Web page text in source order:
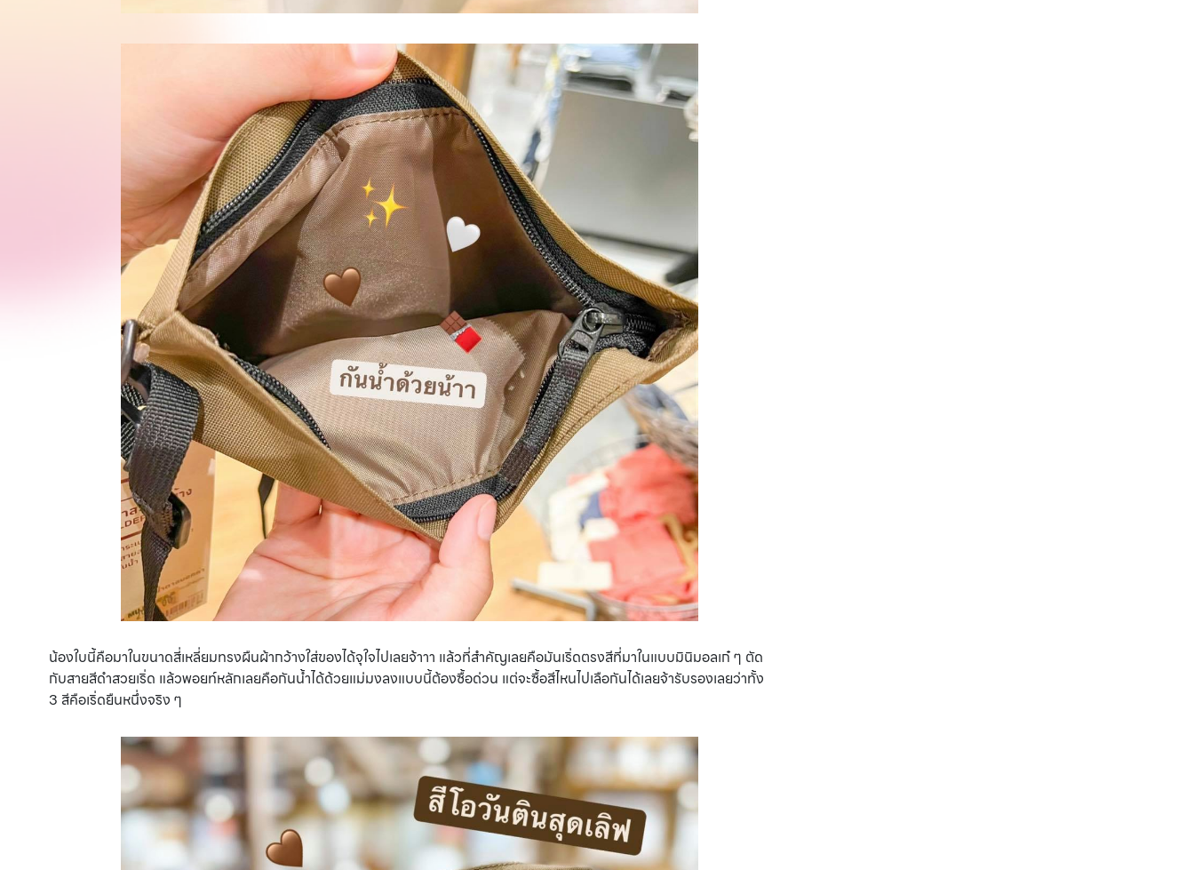
น้องใบนี้คือมาในขนาดสี่เหลี่ยมทรงผืนผ้ากว้างใส่ของได้จุใจไปเลยจ้าาา แล้วที่สำคัญเลยคือมันเริ่ดตรงสีที่มาในแบบมินิมอลเก๋ ๆ ตัด
กับสายสีดำสวยเริ่ด แล้วพอยท์หลักเลยคือกันน้ำได้ด้วยแม่มงลงแบบนี้ต้องซื้อด่วน แต่จะซื้อสีไหนไปเลือกันได้เลยจ้ารับรองเลยว่าทั้ง
3 สีคือเริ่ดยืนหนึ่งจริง ๆ